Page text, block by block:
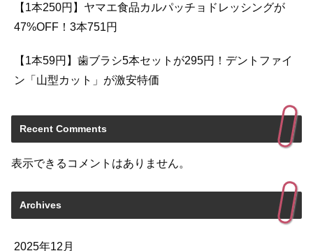
【1本250円】ヤマエ食品カルパッチョドレッシングが
47%OFF！3本751円
【1本59円】歯ブラシ5本セットが295円！デントファイ
ン「山型カット」が激安特価
Recent Comments
表示できるコメントはありません。
Archives
2025年12月